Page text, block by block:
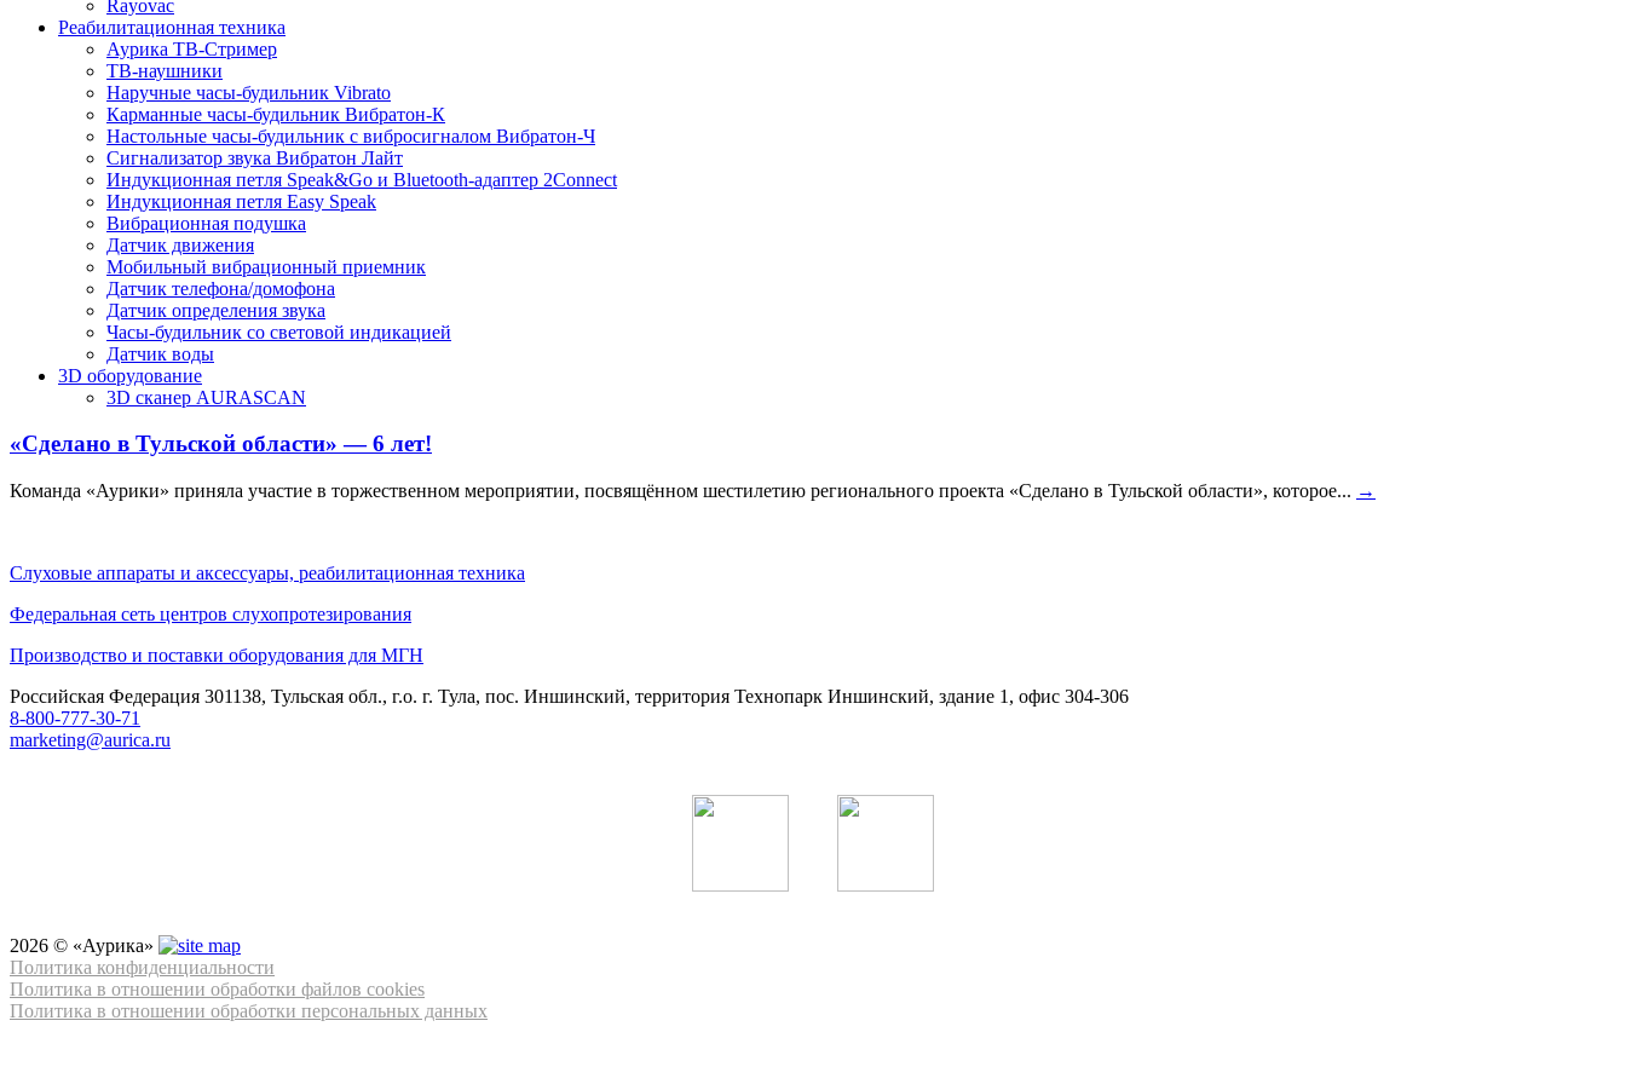
Rayovac
Реабилитационная техника
Аурика ТВ-Стример
ТВ-наушники
Наручные часы-будильник Vibrato
Карманные часы-будильник Вибратон-К
Настольные часы-будильник с вибросигналом Вибратон-Ч
Сигнализатор звука Вибратон Лайт
Индукционная петля Speak&Go и Bluetooth-адаптер 2Connect
Индукционная петля Easy Speak
Вибрационная подушка
Датчик движения
Мобильный вибрационный приемник
Датчик телефона/домофона
Датчик определения звука
Часы-будильник со световой индикацией
Датчик воды
3D оборудование
3D сканер AURASCAN
«Сделано в Тульской области» — 6 лет!
Команда «Аурики» приняла участие в торжественном мероприятии, посвящённом шестилетию регионального проекта «Сделано в Тульской области», которое... →
Слуховые аппараты и аксессуары, реабилитационная техника
Федеральная сеть центров слухопротезирования
Производство и поставки оборудования для МГН
Российская Федерация 301138, Тульская обл., г.о. г. Тула, пос. Иншинский, территория Технопарк Иншинский, здание 1, офис 304-306
8-800-777-30-71
marketing@aurica.ru
2026 © «Аурика»
Политика конфиденциальности
Политика в отношении обработки файлов cookies
Политика в отношении обработки персональных данных